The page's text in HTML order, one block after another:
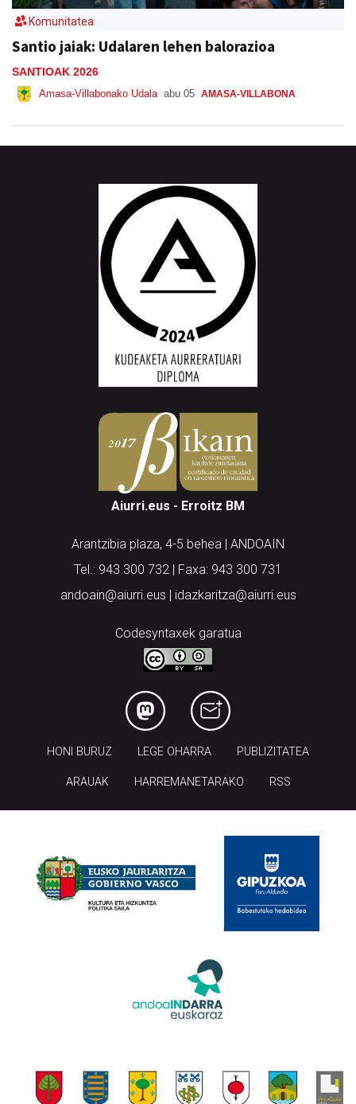
Komunitatea
Santio jaiak: Udalaren lehen balorazioa
SANTIOAK 2026
Amasa-Villabonako Udala abu 05 AMASA-VILLABONA
Aiurri.eus - Erroitz BM
Arantzibia plaza, 4-5 behea | ANDOAIN
Tel.: 943 300 732 | Faxa: 943 300 731
andoain@aiurri.eus | idazkaritza@aiurri.eus
Codesyntaxek garatua
HONI BURUZ LEGE OHARRA PUBLIZITATEA
ARAUAK HARREMANETARAKO RSS